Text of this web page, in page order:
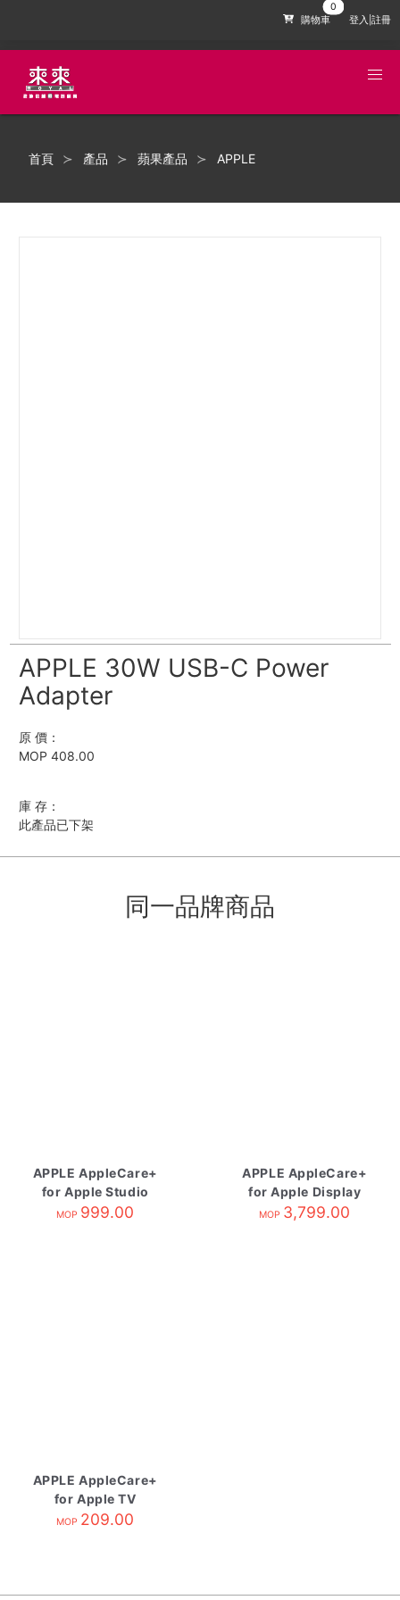
購物車 登入|註冊
首頁 產品 蘋果產品 APPLE
APPLE 30W USB-C Power
Adapter
原 價：
MOP 408.00
庫 存：
此產品已下架
同一品牌商品
APPLE AppleCare+
for Apple Studio
Display
MOP 999.00
APPLE AppleCare+
for Apple Display
MOP 3,799.00
APPLE AppleCare+
for Apple TV
MOP 209.00